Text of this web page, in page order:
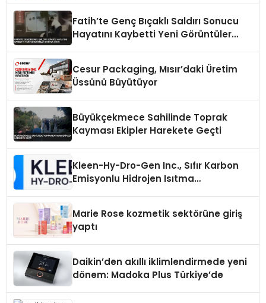
Fatih’te Genç Bıçaklı Saldırı Sonucu
Hayatını Kaybetti Yeni Görüntüler
Cesur Packaging, Mısır’daki Üretim
Üssünü Büyütüyor
Büyükçekmece Sahilinde Toprak
Kayması Ekipler Harekete Geçti
Kleen-Hy-Dro-Gen Inc., Sıfır Karbon
Emisyonlu Hidrojen Isıtma
Marie Rose kozmetik sektörüne giriş
yaptı
Daikin’den akıllı iklimlendirmede yeni
dönem: Madoka Plus Türkiye’de